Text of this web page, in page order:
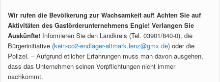
Wir rufen die Bevölkerung zur Wachsamkeit auf! Achten Sie auf
Aktivitäten des Gasförderunternehmens Engie! Verlangen Sie
Auskünfte! Informieren Sie den Landkreis (Tel. 03901/840-0), die
Bürgerinitiative (kein-co2-endlager-altmark.lenz@gmx.de) oder die
Polizei. – Aufgrund etlicher Erfahrungen muss man davon ausgehen,
dass das Unternehmen seinen Verpflichtungen nicht immer
nachkommt.